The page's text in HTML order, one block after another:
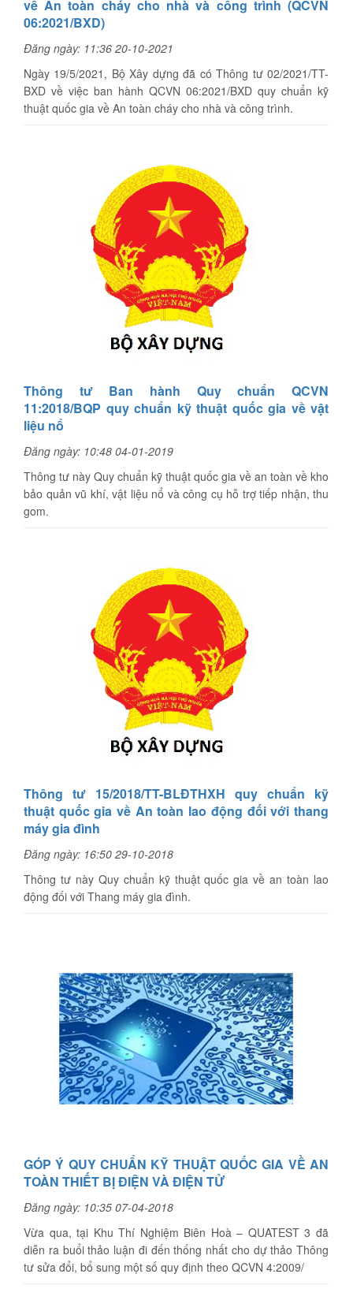
về An toàn cháy cho nhà và công trình (QCVN
06:2021/BXD)
Đăng ngày: 11:36 20-10-2021
Ngày 19/5/2021, Bộ Xây dựng đã có Thông tư 02/2021/TT-
BXD về việc ban hành QCVN 06:2021/BXD quy chuẩn kỹ
thuật quốc gia về An toàn cháy cho nhà và công trình.
Thông tư Ban hành Quy chuẩn QCVN
11:2018/BQP quy chuẩn kỹ thuật quốc gia về vật
liệu nổ
Đăng ngày: 10:48 04-01-2019
Thông tư này Quy chuẩn kỹ thuật quốc gia về an toàn về kho
bảo quản vũ khí, vật liệu nổ và công cụ hỗ trợ tiếp nhận, thu
gom.
Thông tư 15/2018/TT-BLĐTHXH quy chuẩn kỹ
thuật quốc gia về An toàn lao động đối với thang
máy gia đình
Đăng ngày: 16:50 29-10-2018
Thông tư này Quy chuẩn kỹ thuật quốc gia về an toàn lao
động đối với Thang máy gia đình.
GÓP Ý QUY CHUẨN KỸ THUẬT QUỐC GIA VỀ AN
TOÀN THIẾT BỊ ĐIỆN VÀ ĐIỆN TỬ
Đăng ngày: 10:35 07-04-2018
Vừa qua, tại Khu Thí Nghiệm Biên Hoà – QUATEST 3 đã
diễn ra buổi thảo luận đi đến thống nhất cho dự thảo Thông
tư sửa đổi, bổ sung một số quy định theo QCVN 4:2009/